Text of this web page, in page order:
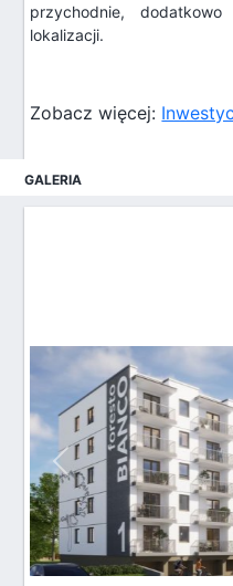
przychodnie,
lokalizacji.
Zobacz więcej:
GALERIA
Poprzednie